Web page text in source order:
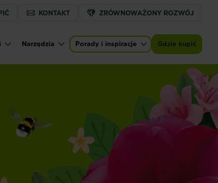
KONTAKT ZRÓWNOWAŻONY ROZWÓJ
Narzędzia Porady i inspiracje Gdzie kupić